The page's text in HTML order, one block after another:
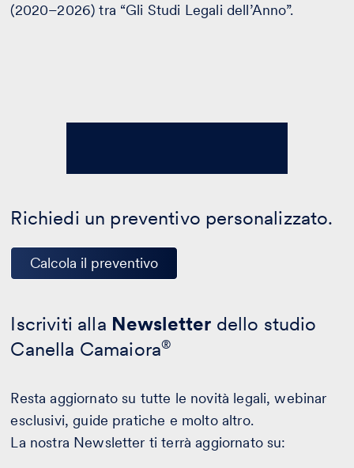
(2020–2026) tra “Gli Studi Legali dell’Anno”.
Richiedi un preventivo personalizzato.
Calcola il preventivo
Iscriviti alla Newsletter dello studio
Canella Camaiora®
Resta aggiornato su tutte le novità legali, webinar
esclusivi, guide pratiche e molto altro.
La nostra Newsletter ti terrà aggiornato su: